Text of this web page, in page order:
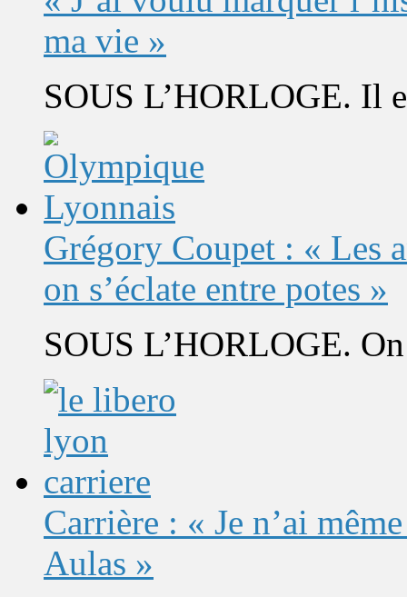
ma vie »
SOUS L’HORLOGE. Il
Grégory Coupet : « Les
on s’éclate entre potes »
SOUS L’HORLOGE.
Carrière : « Je n’ai
Aulas »